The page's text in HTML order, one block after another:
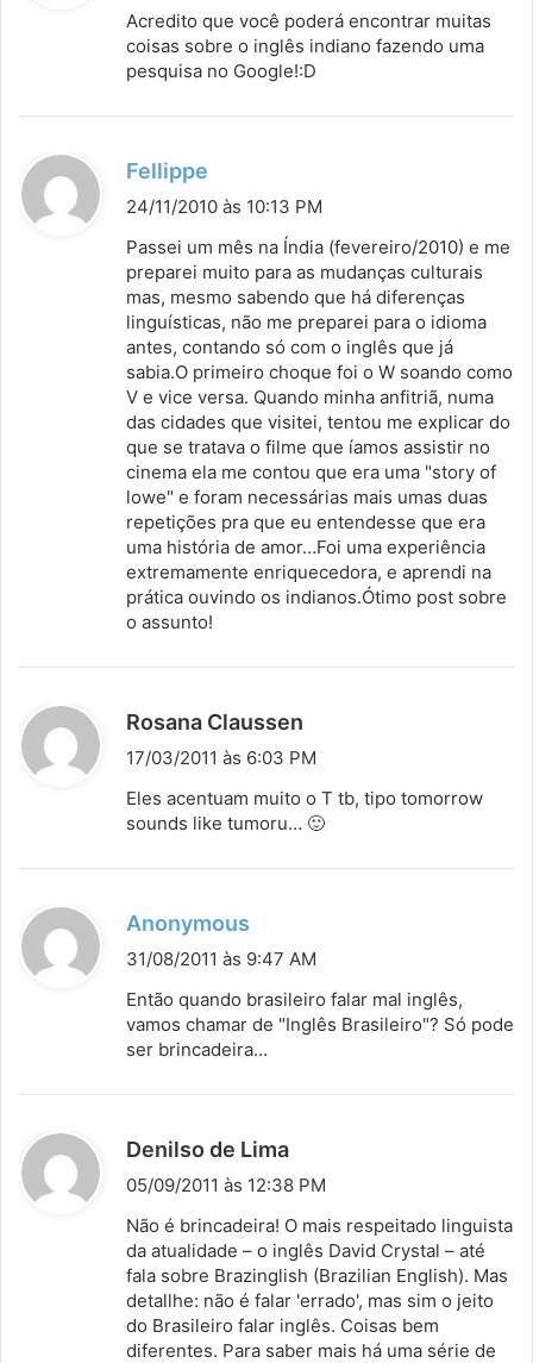
s
e
Acredito que você poderá encontrar muitas
coisas sobre o inglês indiano fazendo uma
pesquisa no Google!:D
Fellippe
i
s
e
:
24/11/2010 às 10:13 PM
Passei um mês na Índia (fevereiro/2010) e me
preparei muito para as mudanças culturais
mas, mesmo sabendo que há diferenças
linguísticas, não me preparei para o idioma
antes, contando só com o inglês que já
sabia.O primeiro choque foi o W soando como
V e vice versa. Quando minha anfitriã, numa
das cidades que visitei, tentou me explicar do
que se tratava o filme que íamos assistir no
cinema ela me contou que era uma "story of
lowe" e foram necessárias mais umas duas
repetições pra que eu entendesse que era
uma história de amor…Foi uma experiência
extremamente enriquecedora, e aprendi na
prática ouvindo os indianos.Ótimo post sobre
o assunto!
Rosana Claussen
i
s
17/03/2011 às 6:03 PM
Eles acentuam muito o T tb, tipo tomorrow
sounds like tumoru… 🙂
Anonymous
i
s
e
31/08/2011 às 9:47 AM
Então quando brasileiro falar mal inglês,
vamos chamar de "Inglês Brasileiro"? Só pode
ser brincadeira…
Denilso de Lima
i
s
e
05/09/2011 às 12:38 PM
Não é brincadeira! O mais respeitado linguista
da atualidade – o inglês David Crystal – até
fala sobre Brazinglish (Brazilian English). Mas
detallhe: não é falar 'errado', mas sim o jeito
do Brasileiro falar inglês. Coisas bem
diferentes. Para saber mais há uma série de